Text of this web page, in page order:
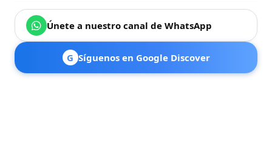
Únete a nuestro canal de WhatsApp
G Síguenos en Google Discover